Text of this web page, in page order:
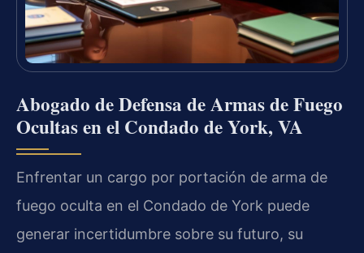
Abogado de Defensa de Armas de Fuego
Ocultas en el Condado de York, VA
Enfrentar un cargo por portación de arma de
fuego oculta en el Condado de York puede
generar incertidumbre sobre su futuro, su